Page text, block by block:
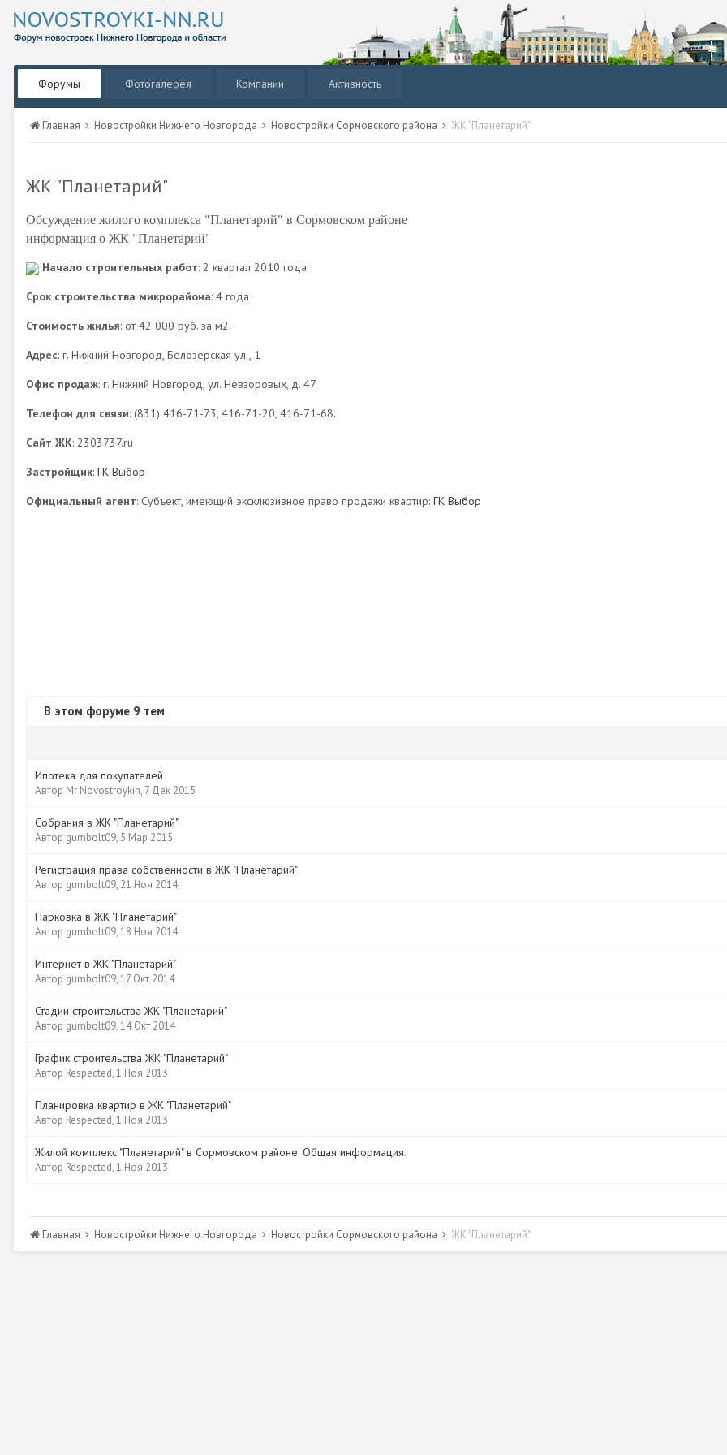
Форумы Фотогалерея Компании Активность
Главная Новостройки Нижнего Новгорода Новостройки Сормовского района ЖК "Планетарий"
ЖК "Планетарий"
Обсуждение жилого комплекса "Планетарий" в Сормовском районе
информация о ЖК "Планетарий"
Начало строительных работ: 2 квартал 2010 года
Срок строительства микрорайона: 4 года
Стоимость жилья: от 42 000 руб. за м2.
Адрес: г. Нижний Новгород, Белозерская ул., 1
Офис продаж: г. Нижний Новгород, ул. Невзоровых, д. 47
Телефон для связи: (831) 416-71-73, 416-71-20, 416-71-68.
Сайт ЖК: 2303737.ru
Застройщик: ГК Выбор
Официальный агент: Субъект, имеющий эксклюзивное право продажи квартир: ГК Выбор
В этом форуме 9 тем
Ипотека для покупателей
Автор Mr Novostroykin, 7 Дек 2015
Собрания в ЖК "Планетарий"
Автор gumbolt09, 5 Мар 2015
Регистрация права собственности в ЖК "Планетарий"
Автор gumbolt09, 21 Ноя 2014
Парковка в ЖК "Планетарий"
Автор gumbolt09,18 Ноя 2014
Интернет в ЖК "Планетарий"
Автор gumbolt09,17 Окт 2014
Стадии строительства ЖК "Планетарий"
Автор gumbolt09,14 Окт 2014
График строительства ЖК "Планетарий"
Автор Respected,1 Ноя 2013
Планировка квартир в ЖК "Планетарий"
Автор Respected,1 Ноя 2013
Жилой комплекс "Планетарий" в Сормовском районе. Общая информация.
Автор Respected,1 Ноя 2013
Главная Новостройки Нижнего Новгорода Новостройки Сормовского района ЖК "Планетарий"